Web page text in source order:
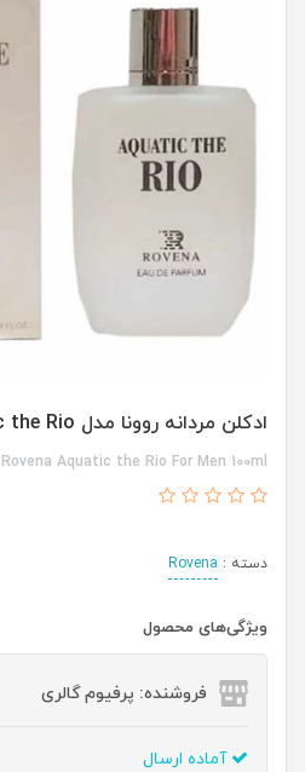
ادکلن مردانه روونا مدل Aquatic the Rio | آکواتیک د ریو
Rovena Aquatic the Rio For Men 100ml
دسته : Rovena
ویژگی‌های محصول
فروشنده: پرفیوم گالری
آماده ارسال